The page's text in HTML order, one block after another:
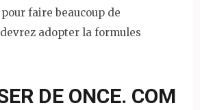
faire beaucoup de
adopter la formules
DE ONCE. COM